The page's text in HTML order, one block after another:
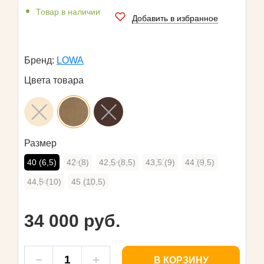
Товар в наличии
Добавить в избранное
Бренд: LOWA
Цвета товара
Размер
40 (6,5) 42 (8) 42,5 (8,5) 43,5 (9) 44 (9,5)
44,5 (10) 45 (10,5)
34 000 руб.
В КОРЗИНУ